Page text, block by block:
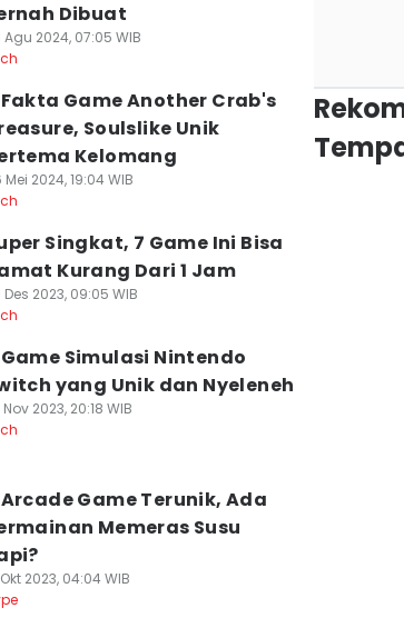
Dibuat
Agu 2024, 07:05 WIB
Game Another Crab's
Soulslike Unik
Kelomang
Mei 2024, 19:04 WIB
Singkat, 7 Game Ini Bisa
Kurang Dari 1 Jam
Des 2023, 09:05 WIB
Simulasi Nintendo
yang Unik dan Nyeleneh
Nov 2023, 20:18 WIB
Game Terunik, Ada
Memeras Susu
Okt 2023, 04:04 WIB